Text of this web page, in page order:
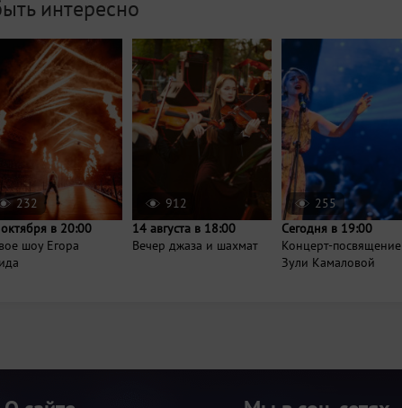
интересно
232
в 20:00
шоу Егора
912
14 августа в 18:00
Вечер джаза и шахмат
255
Сегодня в 19:00
Концерт-посвящение
Зули Камаловой